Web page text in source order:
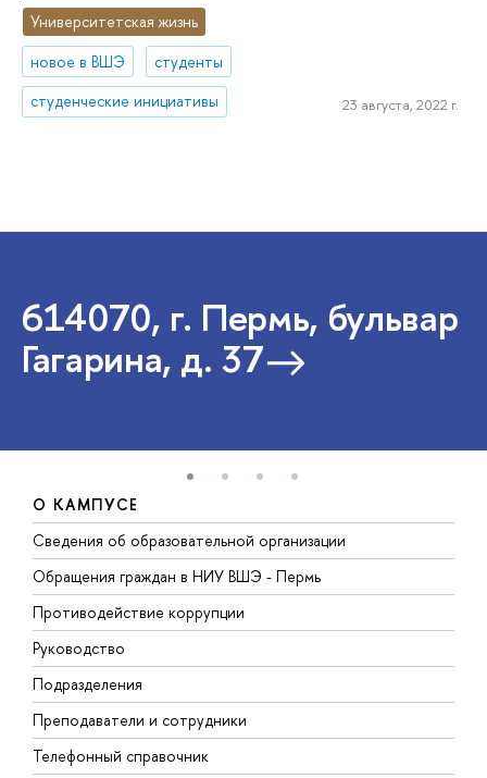
Университетская жизнь
новое в ВШЭ
студенты
студенческие инициативы
23 августа, 2022 г.
614070, г. Пермь, бульвар
Гагарина, д. 37
О КАМПУСЕ
Сведения об образовательной организации
Обращения граждан в НИУ ВШЭ - Пермь
Противодействие коррупции
Руководство
Подразделения
Преподаватели и сотрудники
Телефонный справочник